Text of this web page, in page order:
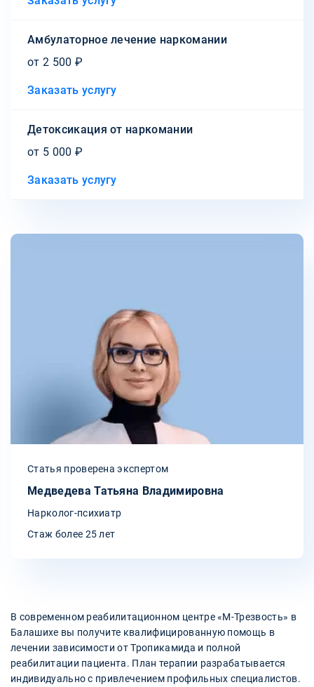
Амбулаторное лечение наркомании
от 2 500 ₽
Заказать услугу
Детоксикация от наркомании
от 5 000 ₽
Заказать услугу
Статья проверена экспертом
Медведева Татьяна Владимировна
Нарколог-психиатр
Стаж более 25 лет
В современном реабилитационном центре «М-Трезвость» в
Балашихе вы получите квалифицированную помощь в
лечении зависимости от Тропикамида и полной
реабилитации пациента. План терапии разрабатывается
индивидуально с привлечением профильных специалистов.